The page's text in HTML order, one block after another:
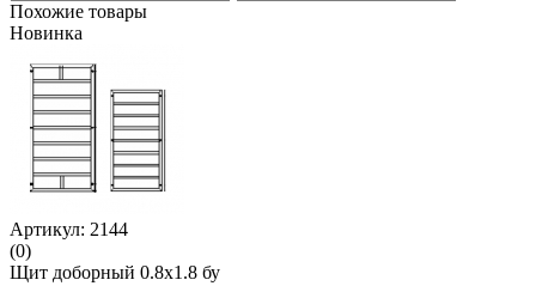
Похожие товары
Новинка
Артикул: 2144
(0)
Щит доборный 0.8x1.8 бу